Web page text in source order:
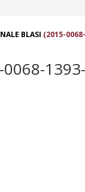
BLASI (2015-
0068-